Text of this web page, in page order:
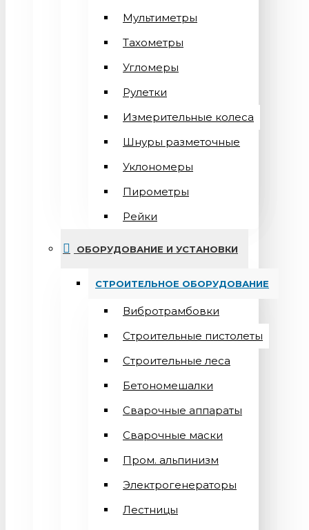
Мультиметры
Тахометры
Угломеры
Рулетки
Измерительные колеса
Шнуры разметочные
Уклономеры
Пирометры
Рейки
ОБОРУДОВАНИЕ И УСТАНОВКИ
СТРОИТЕЛЬНОЕ ОБОРУДОВАНИЕ
Вибротрамбовки
Строительные пистолеты
Строительные леса
Бетономешалки
Сварочные аппараты
Cварочные маски
Пром. альпинизм
Электрогенераторы
Лестницы